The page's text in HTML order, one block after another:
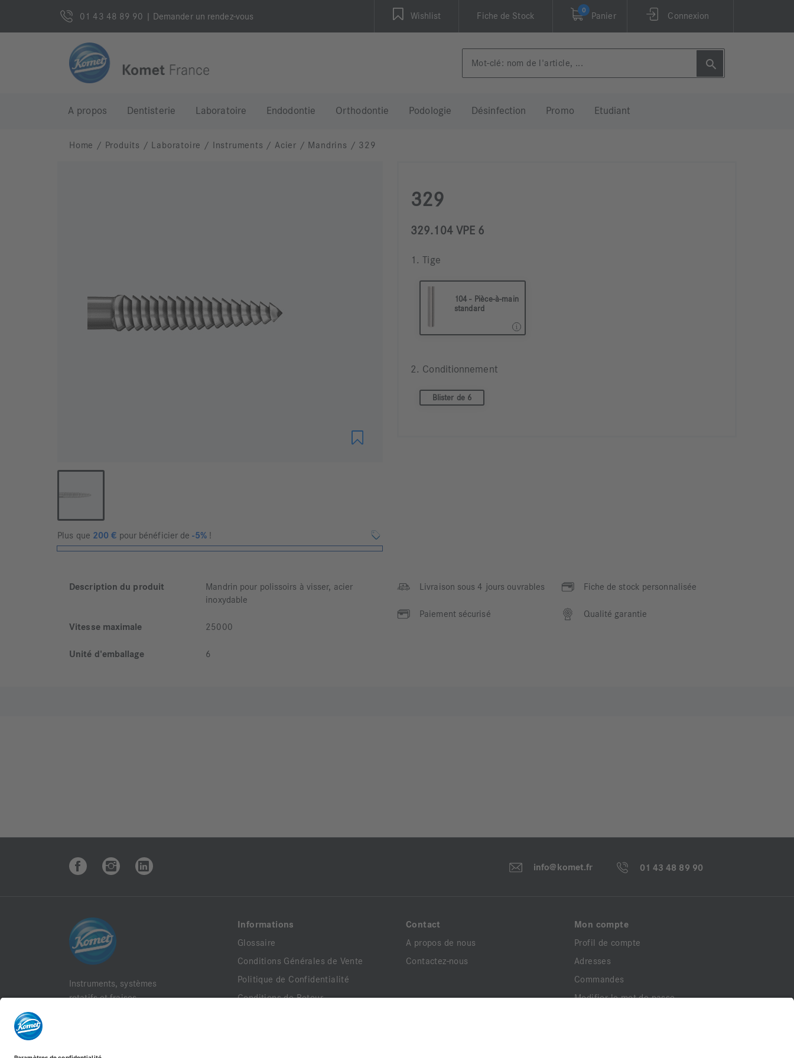
01 43 48 89 90 | Demander un rendez-vous Wishlist Fiche de Stock
0
Panier Connexion
A propos Dentisterie Laboratoire Endodontie Orthodontie Podologie Désinfection Promo Etudiant
Home / Produits / Laboratoire / Instruments / Acier / Mandrins / 329
Plus que 200 € pour bénéficier de-5%!
329
329.104 VPE 6
1. Tige
104 - Pièce-à-main
standard
2. Conditionnement
Blister de 6
Description du produit
Mandrin pour polissoirs à visser, acier
inoxydable
Vitesse maximale 25000
Unité d'emballage 6
Livraison sous 4 jours ouvrables Fiche de stock personnalisée
Paiement sécurisé Qualité garantie
info@komet.fr 01 43 48 89 90
Instruments, systèmes
rotatifs et fraises
Informations
Glossaire
Conditions Générales de Vente
Politique de Confidentialité
Conditions de Retour
Contact
A propos de nous
Contactez-nous
Mon compte
Profil de compte
Adresses
Commandes
Modifier le mot de passe